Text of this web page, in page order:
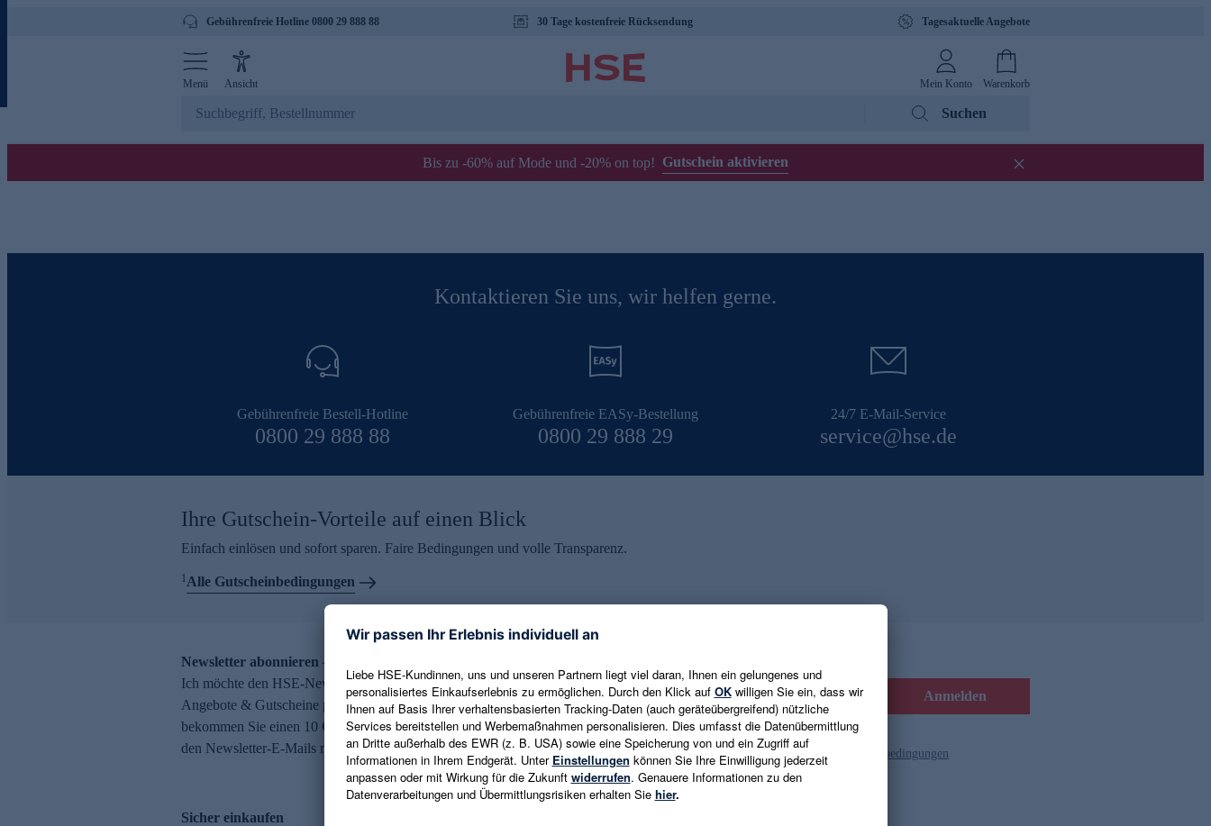
Gebührenfreie Hotline 0800 29 888 88 30 Tage kostenfreie Rücksendung Tagesaktuelle Angebote
Menü Ansicht Mein Konto Warenkorb
Suchen
Bis zu -60% auf Mode und -20% on top! Gutschein aktivieren
Kontaktieren Sie uns, wir helfen gerne.
Gebührenfreie Bestell-Hotline
0800 29 888 88
Gebührenfreie EASy-Bestellung
0800 29 888 29
24/7 E-Mail-Service
service@hse.de
Ihre Gutschein-Vorteile auf einen Blick
Einfach einlösen und sofort sparen. Faire Bedingungen und volle Transparenz.
1Alle Gutscheinbedingungen
Newsletter abonnieren – 10 € Gutschein erhalten
Ich möchte den HSE-Newsletter abonnieren und aktuelle Trends,
Angebote & Gutscheine per E-Mail erhalten. Als Dankeschön
bekommen Sie einen 10 € Gutschein. Eine Abmeldung ist jederzeit in
den Newsletter-E-Mails möglich.
E-Mail-Adresse eingeben Anmelden
Es gelten die Datenschutzrichtlinien und die Gutscheinbedingungen
Sicher einkaufen